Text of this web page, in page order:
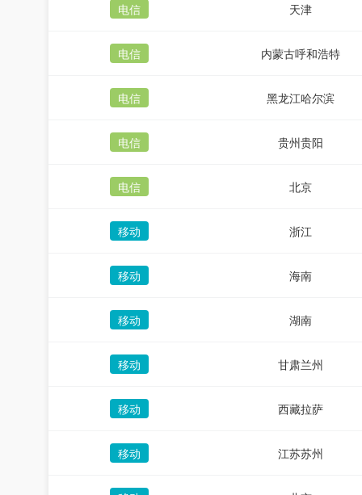
电信 天津
电信 内蒙古呼和浩特
电信 黑龙江哈尔滨
电信 贵州贵阳
电信 北京
移动 浙江
移动 海南
移动 湖南
移动 甘肃兰州
移动 西藏拉萨
移动 江苏苏州